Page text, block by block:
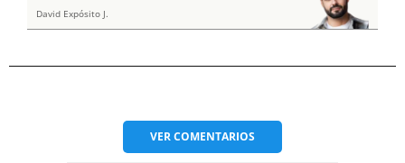
David Expósito J.
VERCOMENTARIOS